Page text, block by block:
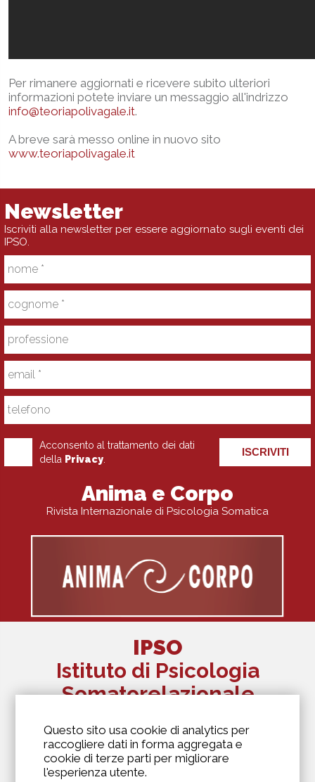
Questo sito usa cookie di analytics per
raccogliere dati in forma aggregata e
cookie di terze parti per migliorare
l'esperienza utente.
Per rimanere aggiornati e ricevere subito ulteriori
informazioni potete inviare un messaggio all'indrizzo
info@teoriapolivagale.it.
A breve sarà messo online in nuovo sito
www.teoriapolivagale.it
Newsletter
Iscriviti alla newsletter per essere aggiornato sugli eventi dei
IPSO.
Acconsento al trattamento dei dati
della Privacy.
ISCRIVITI
Anima e Corpo
Rivista Internazionale di Psicologia Somatica
IPSO
Istituto di Psicologia
Somatorelazionale
Via Antonio Kramer, 6
20129 Milano
346 6973975